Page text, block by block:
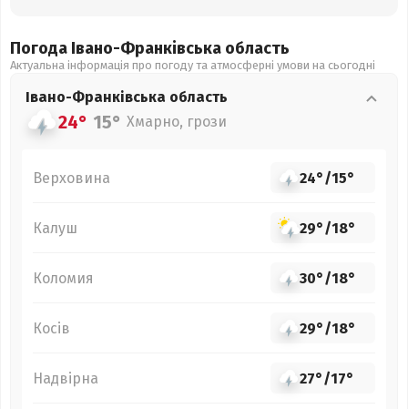
Погода Івано-Франківська область
Актуальна інформація про погоду та атмосферні умови на сьогодні
Івано-Франківська область
24° 15° Хмарно, грози
Верховина 24°/15°
Калуш 29°/18°
Коломия 30°/18°
Косів 29°/18°
Надвірна 27°/17°